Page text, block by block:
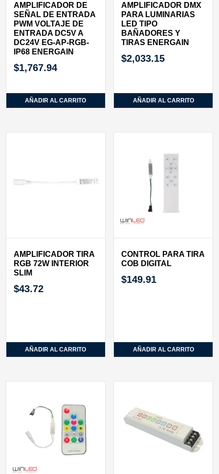
AMPLIFICADOR DE
SEÑAL DE ENTRADA
PWM VOLTAJE DE
ENTRADA DC5V A
DC24V EG-AP-RGB-
IP68 ENERGAIN
$1,767.94
AÑADIR AL CARRITO
AMPLIFICADOR DMX
PARA LUMINARIAS
LED TIPO
BAÑADORES Y
TIRAS ENERGAIN
$2,033.15
AÑADIR AL CARRITO
AMPLIFICADOR TIRA
RGB 72W INTERIOR
SLIM
$43.72
AÑADIR AL CARRITO
CONTROL PARA TIRA
COB DIGITAL
$149.91
AÑADIR AL CARRITO